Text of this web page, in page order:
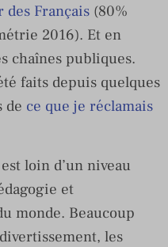
des Français (80%
2016). Et en
chaînes publiques.
faits depuis quelques
de ce que je réclamais
loin d’un niveau
et
monde. Beaucoup
les